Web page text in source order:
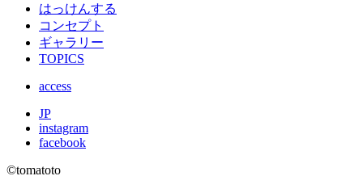
はっけんする
コンセプト
ギャラリー
TOPICS
access
JP
instagram
facebook
©tomatoto